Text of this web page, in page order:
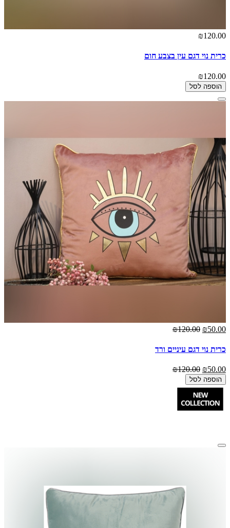
₪120.00
כרית נוי דגם עין בצבע חום
₪120.00
הוספה לסל
₪50.00
₪120.00
כרית נוי דגם עיניים ורד
₪50.00
₪120.00
הוספה לסל